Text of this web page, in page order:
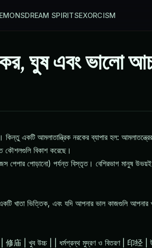
DREAM SPIRITSEXORCISM
ঘুষ এবং ভালো
একটি আমলাতান্ত্রিক নরকের ব্যাপার হল:
কৌশলগুলি বিকাশ করেছে।
পেপার পোড়ানো) পর্যন্ত বিস্তৃত। বেশিরভাগ মানুষ উভয়ই
খাতা ভিত্তিক, এবং যদি আপনার ভাল কাজগুলি আপনার
| 修庙 | খুব উচ্চ | | ধর্মগ্রন্থ মুদ্রণ ও বিতরণ | 印经 |